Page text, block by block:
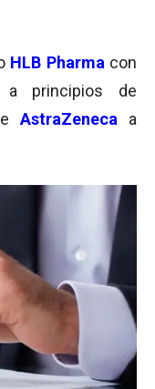
HLB Pharma con
principios de
AstraZeneca a